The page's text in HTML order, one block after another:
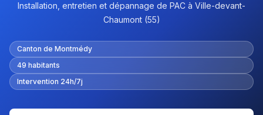
Installation, entretien et dépannage de PAC à Ville-devant-
Chaumont (55)
Canton de Montmédy
49 habitants
Intervention 24h/7j